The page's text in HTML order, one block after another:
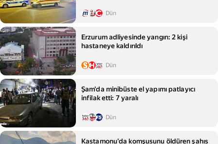
Dün
Erzurum adliyesinde yangın: 2 kişi
hastaneye kaldırıldı
Dün
Şam'da minibüste el yapımı patlayıcı
infilak etti: 7 yaralı
Dün
Kastamonu'da komşusunu öldüren şahıs